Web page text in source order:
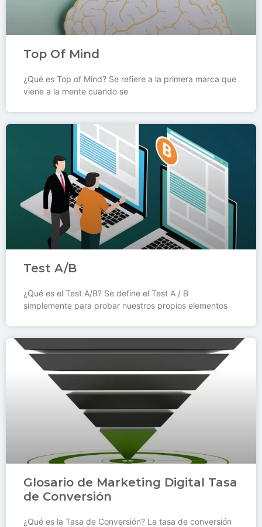
Top Of Mind
¿Qué es Top of Mind? Se refiere a la primera marca que
viene a la mente cuando se
Test A/B
¿Qué es el Test A/B? Se define el Test A / B
simplemente para probar nuestros propios elementos
Glosario de Marketing Digital Tasa
de Conversión
¿Qué es la Tasa de Conversión? La tasa de conversión